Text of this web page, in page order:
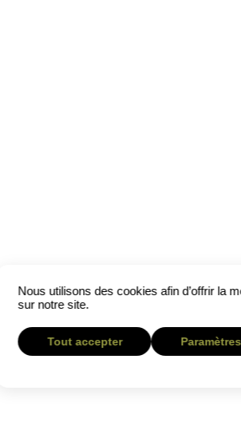
Nous utilisons des cookies afin d’offrir la
sur notre site.
Tout accepter